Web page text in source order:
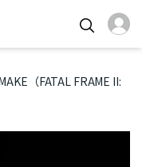
（FATAL FRAME II: